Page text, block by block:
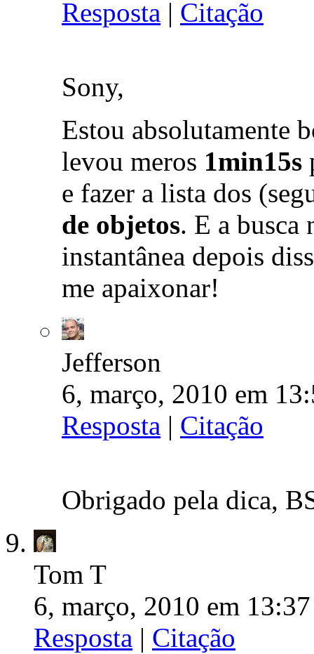
Resposta | Citação
Sony,
Estou absolutamente
levou meros 1min15s
e fazer a lista dos
de objetos. E a busca
instantânea depois
me apaixonar!
Jefferson
6, março, 2010 em
Resposta | Citação
Obrigado pela dica,
Tom T
6, março, 2010 em
Resposta | Citação